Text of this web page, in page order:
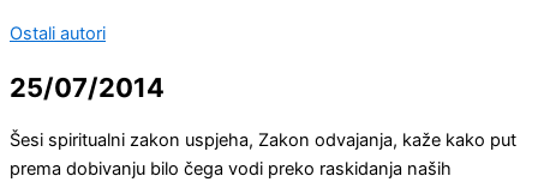
Ostali autori
25/07/2014
Šesi spiritualni zakon uspjeha, Zakon odvajanja, kaže kako put
prema dobivanju bilo čega vodi preko raskidanja naših